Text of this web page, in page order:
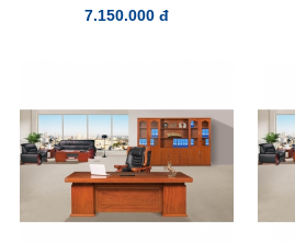
7.150.000 đ